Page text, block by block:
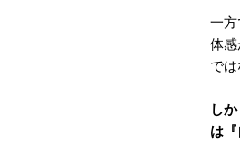
一
体感
では
し
は